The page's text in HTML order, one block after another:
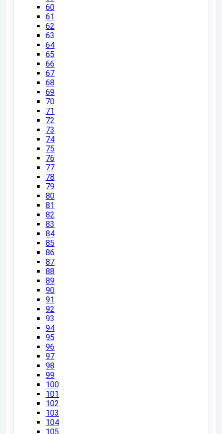
60
61
62
63
64
65
66
67
68
69
70
71
72
73
74
75
76
77
78
79
80
81
82
83
84
85
86
87
88
89
90
91
92
93
94
95
96
97
98
99
100
101
102
103
104
105